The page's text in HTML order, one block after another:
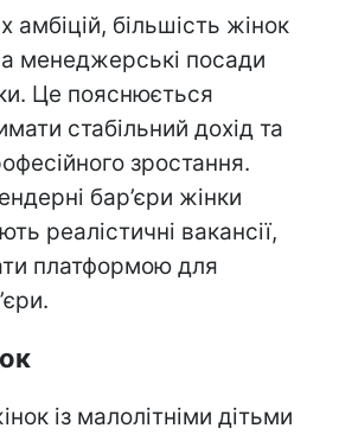
амбіцій, більшість жінок
менеджерські посади
Це пояснюється
стабільний дохід та
зростання.
бар’єри жінки
реалістичні вакансії,
платформою для
із малолітніми дітьми